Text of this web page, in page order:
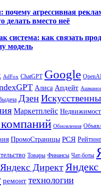
почему агрессивная
делать вместо неё
система: как связать
модель
AdFox ChatGPT Google
Алиса Апдейт
Дзен
Маркетплейс
Обновления
ПромоСтраницы РСЯ
Товары Финансы Чат-боты
Яндекс Директ
ремонт технологии